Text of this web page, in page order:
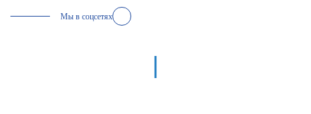
Мы в соцсетях